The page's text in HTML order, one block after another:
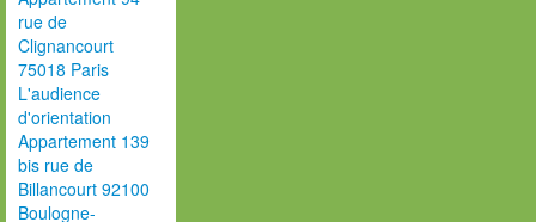
rue de
Clignancourt
75018 Paris
L'audience
d'orientation
Appartement 139
bis rue de
Billancourt 92100
Boulogne-